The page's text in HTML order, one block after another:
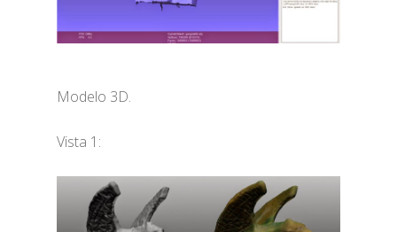
Modelo 3D.
Vista 1: